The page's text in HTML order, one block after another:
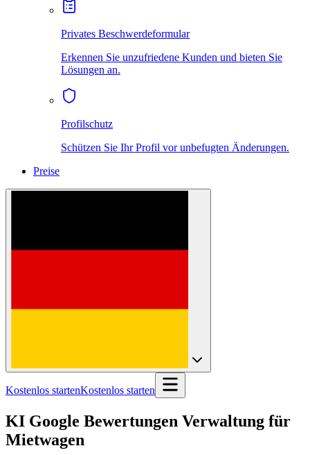
Privates Beschwerdeformular
Erkennen Sie unzufriedene Kunden und bieten Sie
Lösungen an.
Profilschutz
Schützen Sie Ihr Profil vor unbefugten Änderungen.
Preise
Kostenlos startenKostenlos starten
KI Google Bewertungen Verwaltung für
Mietwagen